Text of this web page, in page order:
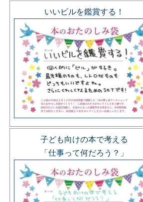
いいビルを鑑賞する！
子ども向けの本で考える
「仕事って何だろう？」